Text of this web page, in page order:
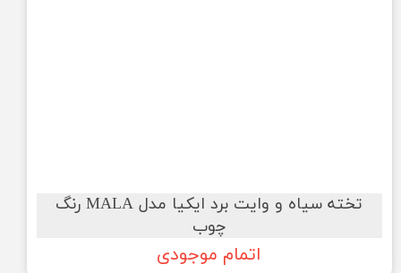
تخته سیاه و وایت برد ایکیا مدل MALA رنگ
چوب
اتمام موجودی